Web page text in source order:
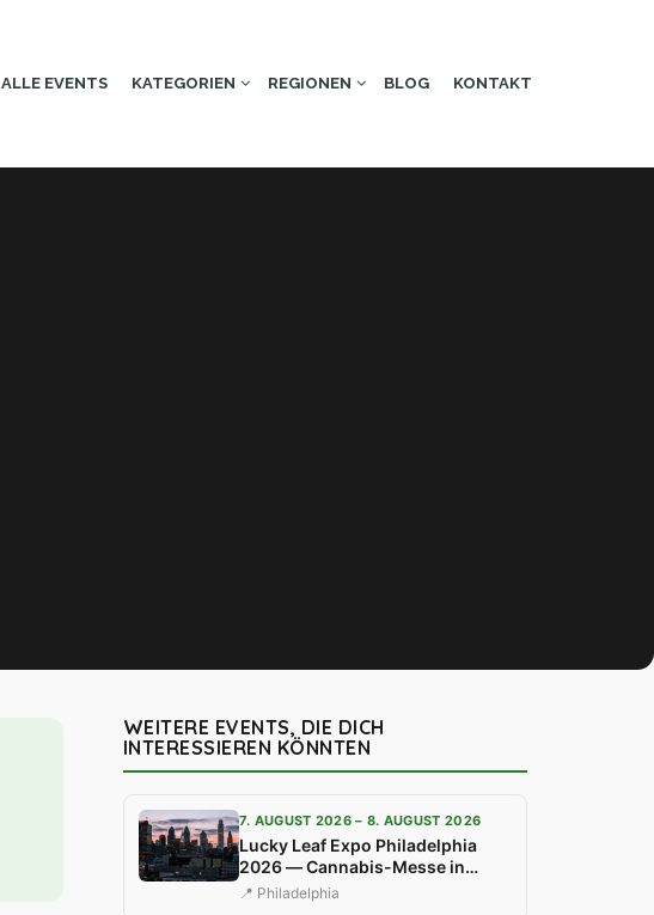
ALLE EVENTS KATEGORIEN REGIONEN BLOG KONTAKT
WEITERE EVENTS, DIE DICH
INTERESSIEREN KÖNNTEN
7. AUGUST 2026 – 8. AUGUST 2026
Lucky Leaf Expo Philadelphia
2026 — Cannabis-Messe in
Pennsylvania
📍 Philadelphia